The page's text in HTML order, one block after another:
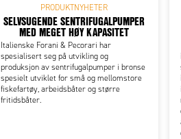
PRODUKTNYHETER
SELVSUGENDE SENTRIFUGALPUMPER
MED MEGET HØY KAPASITET
Italienske Forani & Pecorari har
spesialisert seg på utvikling og
produksjon av sentrifugalpumper i bronse
spesielt utviklet for små og mellomstore
fiskefartøy, arbeidsbåter og større
fritidsbåter.